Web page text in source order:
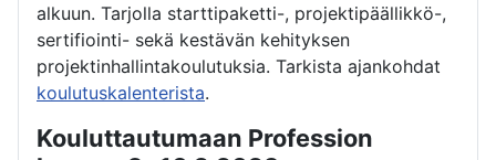
alkuun. Tarjolla starttipaketti-, projektipäällikkö-,
sertifiointi- sekä kestävän kehityksen
projektinhallintakoulutuksia. Tarkista ajankohdat
koulutuskalenterista.
Kouluttautumaan Profession